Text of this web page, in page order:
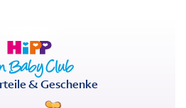
& Geschenke